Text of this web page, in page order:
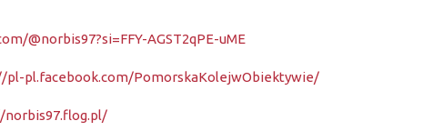
@norbis97?si=FFY-AGST2qPE-uME
pl-pl.facebook.com/PomorskaKolejwObiektywie/
norbis97.flog.pl/